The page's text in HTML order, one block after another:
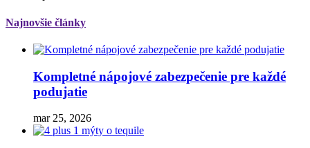
Najnovšie články
Kompletné nápojové zabezpečenie pre každé
podujatie
mar 25, 2026